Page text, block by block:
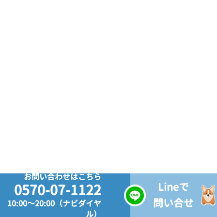
お問い合わせはこちら
0570-07-1122
10:00～20:00（ナビダイヤ
ル）
Lineで
問い合せ